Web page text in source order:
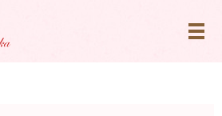
メ